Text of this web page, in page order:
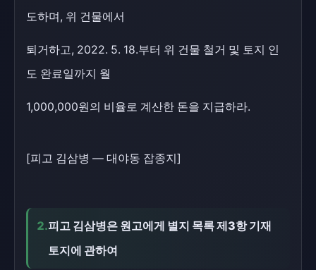
도하며, 위 건물에서
퇴거하고, 2022. 5. 18.부터 위 건물 철거 및 토지 인
도 완료일까지 월
1,000,000원의 비율로 계산한 돈을 지급하라.
[피고 김삼병 — 대야동 잡종지]
2.피고 김삼병은 원고에게 별지 목록 제3항 기재
토지에 관하여